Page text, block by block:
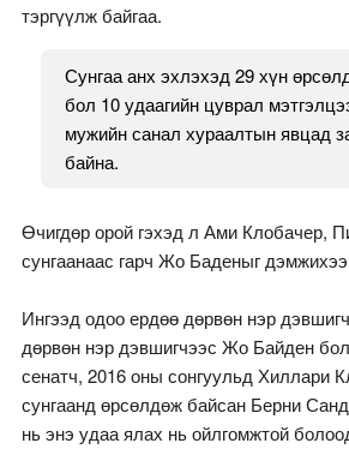
тэргүүлж байгаа.
Сунгаа анх эхлэхэд 29 хүн
бол 10 удаагийн цуврал
мужийн санал хураалтын явцад
байна.
Өчигдөр орой гэхэд л Ами Клобачер,
сунгаанаас гарч Жо Баденыг
Ингээд одоо ердөө дөрвөн нэр
дөрвөн нэр дэвшигчээс Жо Байден
сенатч, 2016 оны сонгуульд Хиллари
сунгаанд өрсөлдөж байсан Берни
нь энэ удаа ялах нь ойлгомжтой